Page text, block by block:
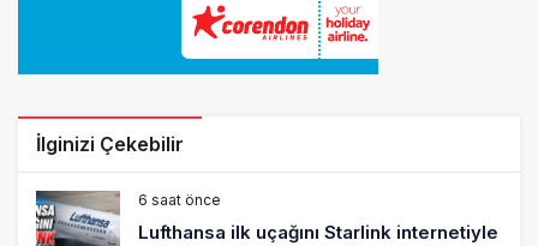
İlginizi Çekebilir
6 saat önce
Lufthansa ilk uçağını Starlink internetiyle